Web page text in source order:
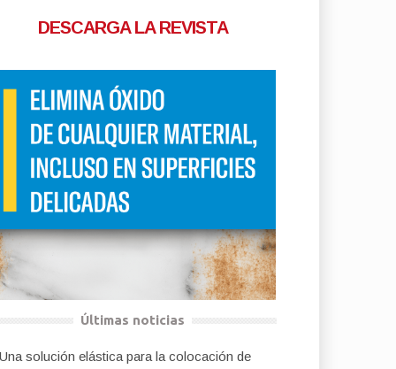
DESCARGA LA REVISTA
Últimas noticias
Una solución elástica para la colocación de